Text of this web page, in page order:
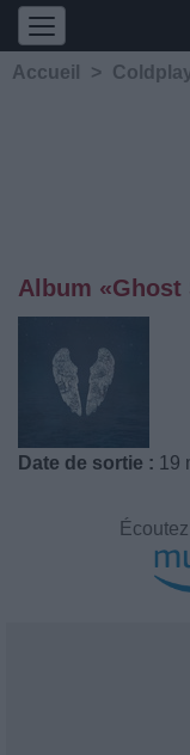
Accueil >
Album
Date de sortie : 19
Écoutez